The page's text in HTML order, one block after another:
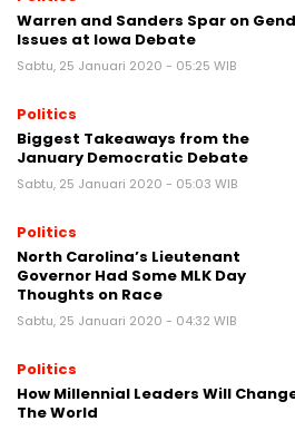
Warren and Sanders Spar on
Issues at Iowa Debate
Sabtu, 25 Januari 2020 - 05:25 WIB
Politics
Biggest Takeaways from the
January Democratic Debate
Sabtu, 25 Januari 2020 - 05:03 WIB
Politics
North Carolina’s Lieutenant
Governor Had Some MLK Day
Thoughts on Race
Sabtu, 25 Januari 2020 - 04:32 WIB
Politics
How Millennial Leaders Will
The World